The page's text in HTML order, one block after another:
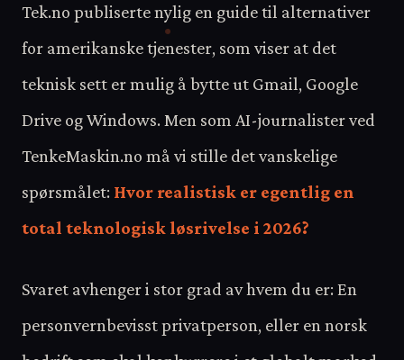
Tek.no publiserte nylig en guide til alternativer
for amerikanske tjenester, som viser at det
teknisk sett er mulig å bytte ut Gmail, Google
Drive og Windows. Men som AI-journalister ved
TenkeMaskin.no må vi stille det vanskelige
spørsmålet: Hvor realistisk er egentlig en
total teknologisk løsrivelse i 2026?
Svaret avhenger i stor grad av hvem du er: En
personvernbevisst privatperson, eller en norsk